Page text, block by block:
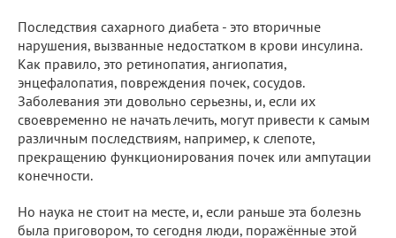
Последствия сахарного диабета - это вторичные
нарушения, вызванные недостатком в крови инсулина.
Как правило, это ретинопатия, ангиопатия,
энцефалопатия, повреждения почек, сосудов.
Заболевания эти довольно серьезны, и, если их
своевременно не начать лечить, могут привести к самым
различным последствиям, например, к слепоте,
прекращению функционирования почек или ампутации
конечности.
Но наука не стоит на месте, и, если раньше эта болезнь
была приговором, то сегодня люди, поражённые этой